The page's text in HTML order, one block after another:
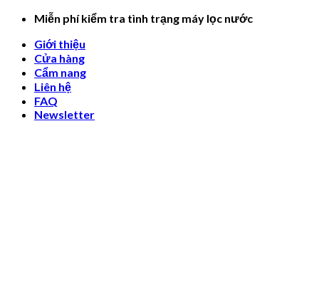
Skip
content
Miễn phí kiểm tra tình trạng máy lọc nước
Giới thiệu
Cửa hàng
Cẩm nang
Liên hệ
FAQ
Newsletter